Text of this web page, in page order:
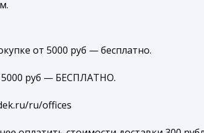
от 5000 руб — бесплатно.
5000 руб — БЕСПЛАТНО.
ru/offices